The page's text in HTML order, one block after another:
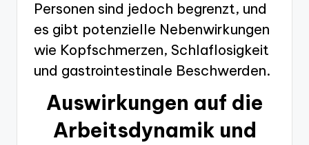
Personen sind jedoch begrenzt, und
es gibt potenzielle Nebenwirkungen
wie Kopfschmerzen, Schlaflosigkeit
und gastrointestinale Beschwerden.
Auswirkungen auf die
Arbeitsdynamik und